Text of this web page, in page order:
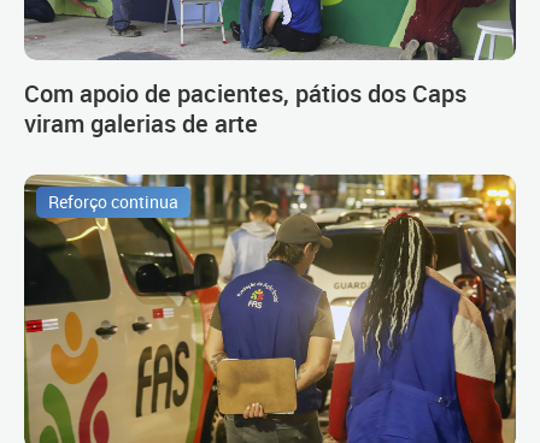
Com apoio de pacientes, pátios dos Caps
viram galerias de arte
Reforço continua